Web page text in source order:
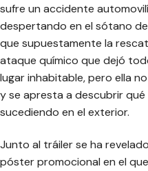
sufre un accidente
despertando en el sótano
que supuestamente la
ataque químico que dejó
lugar inhabitable, pero ella
y se apresta a descubrir qué
sucediendo en el exterior.
Junto al tráiler se ha
póster promocional en el